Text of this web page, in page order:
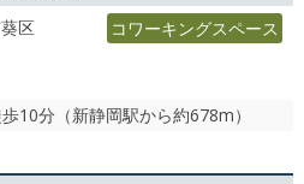
区 コワーキングスペース
10分（新静岡駅から約678m）